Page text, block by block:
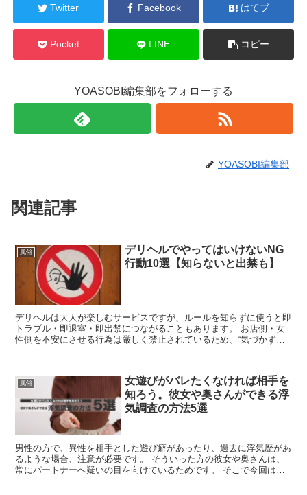
Twitter Facebook はてブ
Pocket LINE コピー
YOASOBI編集部をフォローする
YOASOBI編集部
関連記事
風俗
デリヘルでやってはいけないNG
行動10選【知らないと出禁も】
デリヘルは大人が楽しむサービスですが、ルールを知らずに使うと即
トラブル・即退室・即出禁につながることもあります。 お店側・女
性側を不安にさせる行為は厳しく禁止されているため、“気づかずや
風俗
女遊びがバレたくなければ相手を
知ろう。彼女や奥さんができる浮
気調査の方法5選
男性の方で、異性を相手とした遊び癖があったり、過去に浮気歴があ
るような場合、注意が必要です。 そういった方の彼女や奥さんは、
常にパートナーへ疑いの目を向けているためです。 そこで今回は、